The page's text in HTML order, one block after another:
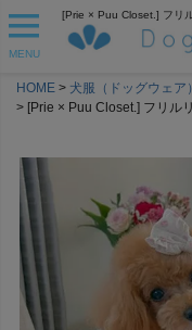
MENU
HOME
犬服（ドッグウェア）
[Prie × Puu Closet.] フリル